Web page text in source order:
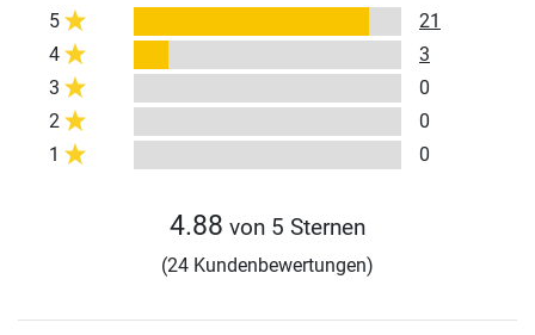
5
21
4
3
3
0
2
0
1
0
4.88 von 5 Sternen
(24 Kundenbewertungen)